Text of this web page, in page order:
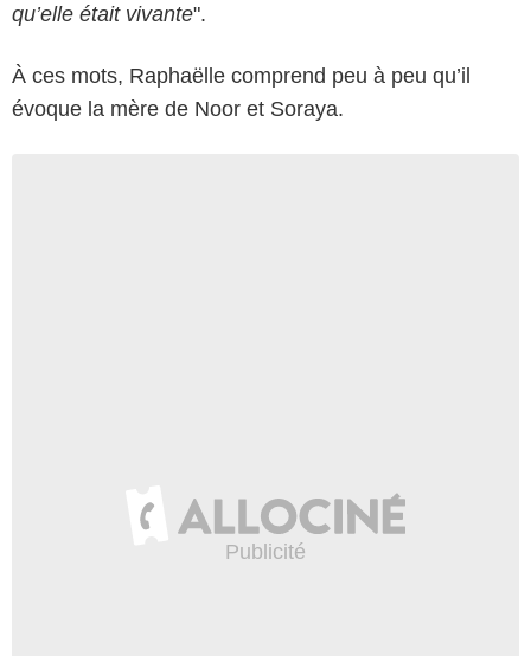
qu’elle était vivante".
À ces mots, Raphaëlle comprend peu à peu qu’il
évoque la mère de Noor et Soraya.